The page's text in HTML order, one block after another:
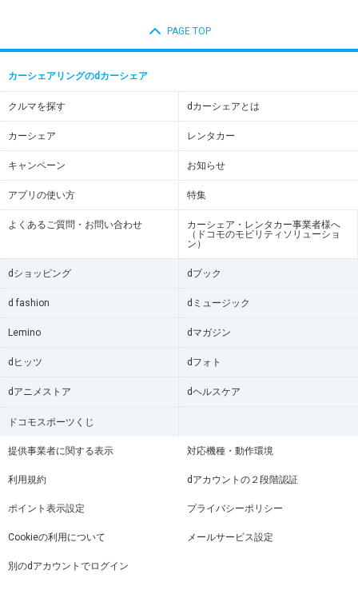
PAGE TOP
カーシェアリングのdカーシェア
クルマを探す dカーシェアとは
カーシェア レンタカー
キャンペーン お知らせ
アプリの使い方 特集
よくあるご質問・お問い合わせ
カーシェア・レンタカー事業者様へ
（ドコモのモビリティソリューショ
ン）
dショッピング dブック
d fashion dミュージック
Lemino dマガジン
dヒッツ dフォト
dアニメストア dヘルスケア
ドコモスポーツくじ
提供事業者に関する表示 対応機種・動作環境
利用規約 dアカウントの２段階認証
ポイント表示設定 プライバシーポリシー
Cookieの利用について メールサービス設定
別のdアカウントでログイン